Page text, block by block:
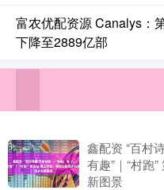
富农优配资源 Canalys：
下降至2889亿部
鑫配资 “百村
有趣”｜“村跑
新图景